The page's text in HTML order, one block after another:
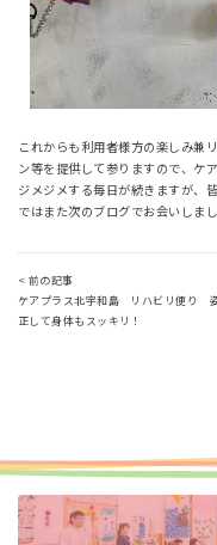
これからも利用者様方の楽しみ兼
ン等を提供して参りますので、ケ
ジメジメする毎日が続きますが、
ではまた次のブログでお会いしま
< 前の記事
ケアプラス北宇和島 リハビリ便り
正して身体もスッキリ！